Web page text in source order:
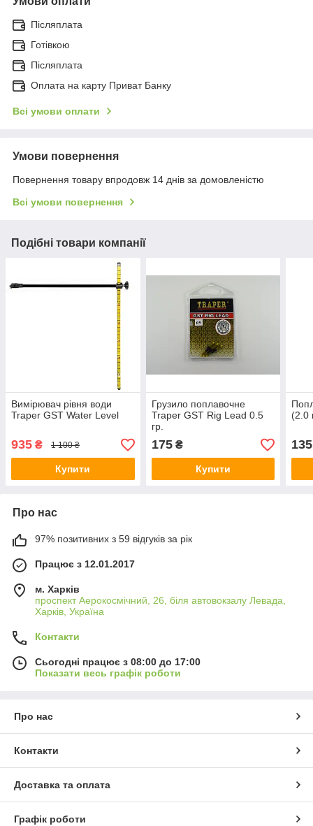
Післяплата
Готівкою
Післяплата
Оплата на карту Приват Банку
Всі умови оплати
Умови повернення
Повернення товару впродовж 14 днів за домовленістю
Всі умови повернення
Подібні товари компанії
Вимірювач рівня води
Traper GST Water Level
935 ₴ 1 100 ₴
Купити
Грузило поплавочне
Traper GST Rig Lead 0.5
гр.
175₴
Купити
(2.0
135
Про нас
97% позитивних з 59 відгуків за рік
Працює з 12.01.2017
м. Харків
проспект Аерокосмічний, 26, біля автовокзалу Левада,
Харків, Україна
Контакти
Сьогодні працює з 08:00 до 17:00
Показати весь графік роботи
Про нас
Контакти
Доставка та оплата
Графік роботи